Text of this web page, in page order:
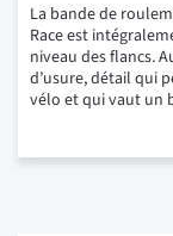
La bande de
Race est
niveau des flancs.
d’usure, détail qui
vélo et qui vaut un